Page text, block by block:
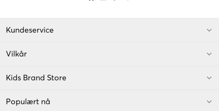
Kundeservice
Vilkår
Kids Brand Store
Populært nå